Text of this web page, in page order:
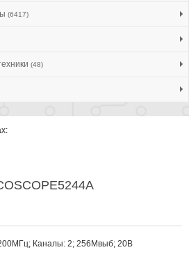
(6417)
(48)
Каналы: 2; 256Мвыб; 20В